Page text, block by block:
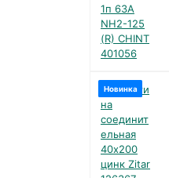
Новинка